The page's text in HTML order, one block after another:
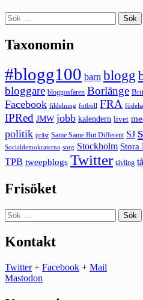
Sök
efter:
Taxonomin
#blogg100 barn blogg
bloggare bloggosfären Borlänge
Facebook fildelning fotboll FRA
IPRed JMW jobb kalendern livet
politik präst Same Same But Different SJ
Socialdemokraterna sorg Stockholm Stora
TPB tweepblogs Twitter tävling
Frisöket
Sök
efter:
Kontakt
Twitter+ Facebook + Mail
Mastodon